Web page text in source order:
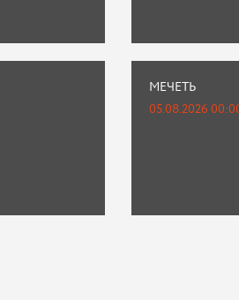
МЕЧЕТЬ
05.08.2026